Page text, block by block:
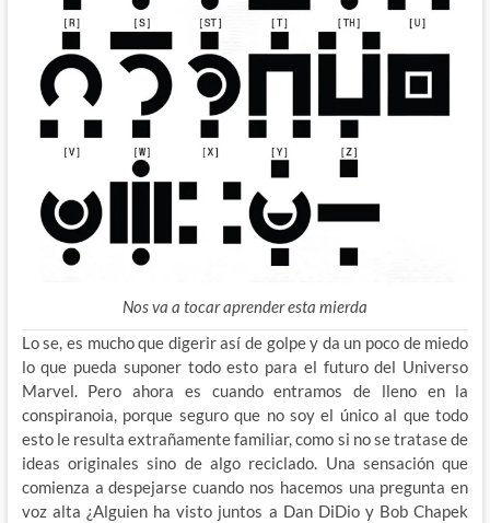
Nos va a tocar aprender esta mierda
Lo se, es mucho que digerir así de golpe y da un poco de miedo
lo que pueda suponer todo esto para el futuro del Universo
Marvel. Pero ahora es cuando entramos de lleno en la
conspiranoia, porque seguro que no soy el único al que todo
esto le resulta extrañamente familiar, como si no se tratase de
ideas originales sino de algo reciclado. Una sensación que
comienza a despejarse cuando nos hacemos una pregunta en
voz alta ¿Alguien ha visto juntos a Dan DiDio y Bob Chapek